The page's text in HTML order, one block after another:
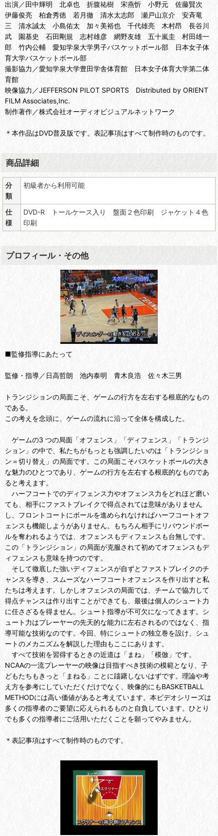
出演／田中輝明 北卓也 折腹祐樹 宋燕忻 小野元 佐藤賢次
伊藤俊亮 柏倉秀徳 若月徹 清水太志郎 瀬戸山京介 安斉竜
三 清水誠太 小島佑太 加々美裕也 千代雄亮 木村昂 長谷川
武 園基史 石田剛規 志村雄彦 網野友雄 五十嵐圭 村田雄一
郎 竹内公輔 愛知学泉大学男子バスケットボール部 日本女子体
育大学バスケットボール部
撮影協力／愛知学泉大学豊田学舎体育館 日本女子体育大学第二体
育館
映像協力／JEFFERSON PILOT SPORTS Distributed by ORIENT
FILM Associates,Inc.
制作著作／株式会社オーディオビジュアルネットワーク
＊本作品はDVD普及版です。表記事項はすべて制作時のものです。
商品詳細
分
類
初級者から利用可能
仕
様
DVD-R トールケース入り 盤面２色印刷 ジャケット４色
印刷
プロフィール・その他
■監修指導にあたって
監修・指導／日高哲朗 池内泰明 青木良浩 佐々木三男
トランジションの局面こそ、ゲームの行方を左右する根底的なもの
である。
この考えを念頭に、ゲームの流れに沿って全体を構成した。
ゲームの3 つの局面「オフェンス」「ディフェンス」「トランジ
ション」の中で、私たちがもっとも強調したいのは「トランジショ
ン＝切り替え」の局面です。この局面こそバスケットボールの大き
な魅力のひとつであり、ゲームの行方を左右する根底的なものであ
ると考えます。
ハーフコートでのディフェンス力やオフェンス力をどれほど磨い
ても、相手にファストブレイクで得点されては意味がありません
し、フロントコートにボールを進められなければハーフコートオフ
ェンスも機能しようがありません。もちろん相手にリバウンドボー
ルを奪われるようでは、オフェンスもディフェンスも台無しです。
この「トランジション」の局面が克服されて初めてオフェンスもデ
ィフェンスも意味を持つのです。
そして徹底した強いディフェンスが自ずとファストブレイクのチ
ャンスを導き、スムーズなハーフコートオフェンスを作り出すと私
たちは考えます。しかしオフェンスの局面では、チームで協力して
得点チャンスは作り出すことができても、最後は個人のシュート力
に任さざるを得ません。シュート指導が不可欠になってきます。シ
ュート力はプレーヤーの先天的な能力に左右されるのではなく、指
導可能な技術なのです。今回、特にシュートの独立巻を設け、シュ
ートのメカニズムを解説した理由もここにあります。
すべて技術を習得するときの近道は「まね」「模倣」です。
NCAAの一流プレーヤーの映像は目指すべき技術の模範となり、子
どもたちもきっと「まねる」ことに躊躇しないはずです。理論や考
え方を参考にしていただくだけでなく、映像的にもBASKETBALL
METHODには高い価値があると考えています。本ビデオシリーズは
多くの指導者のご要望に応えられるものと自負しています。ひとり
でも多くの指導者にご活用いただくことを願ってやみません。
＊表記事項はすべて制作時のものです。